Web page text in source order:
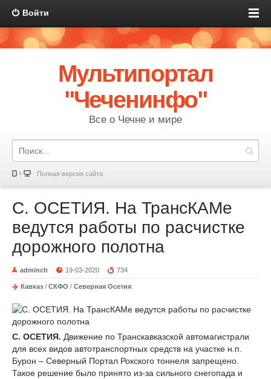
Войти
Мультипортал
"Чеченинфо"
Все о Чечне и мире
Полная версия сайта
С. ОСЕТИЯ. На ТрансКАМе
ведутся работы по расчистке
дорожного полотна
adminch 19-03-2020 734
Кавказ / СКФО / Северная Осетия
С. ОСЕТИЯ. Движение по Транскавказской автомагистрали
для всех видов автотранспортных средств на участке н.п.
Бурон – Северный Портал Рокского тоннеля запрещено.
Такое решение было принято из-за сильного снегопада и